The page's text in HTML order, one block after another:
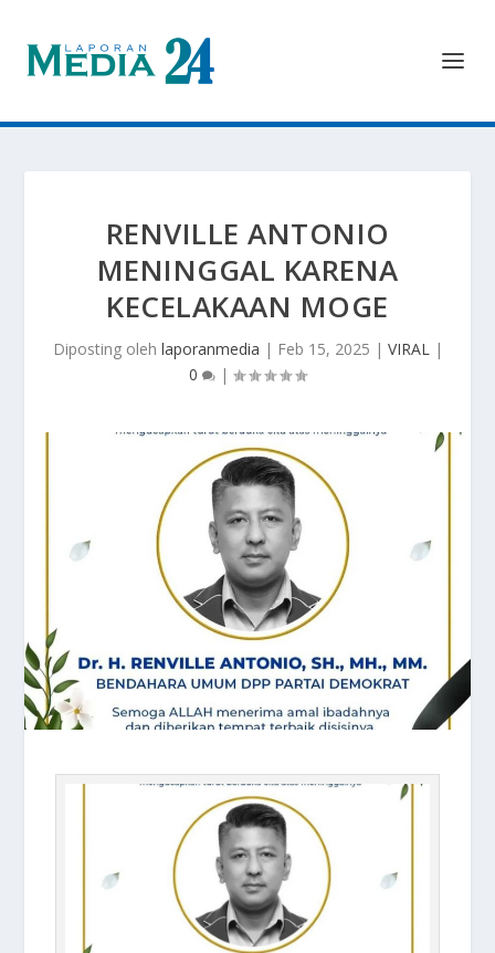
RENVILLE ANTONIO
MENINGGAL KARENA
KECELAKAAN MOGE
Diposting oleh laporanmedia | Feb 15, 2025 | VIRAL|
0
|